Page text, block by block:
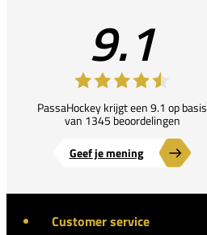
9.1
PassaHockey krijgt een 9.1 op basis
van 1345 beoordelingen
Geef je mening
Customer service